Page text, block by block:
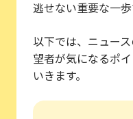
逃せない重要な一歩
以下では、ニュー
望者が気になるポ
いきます。